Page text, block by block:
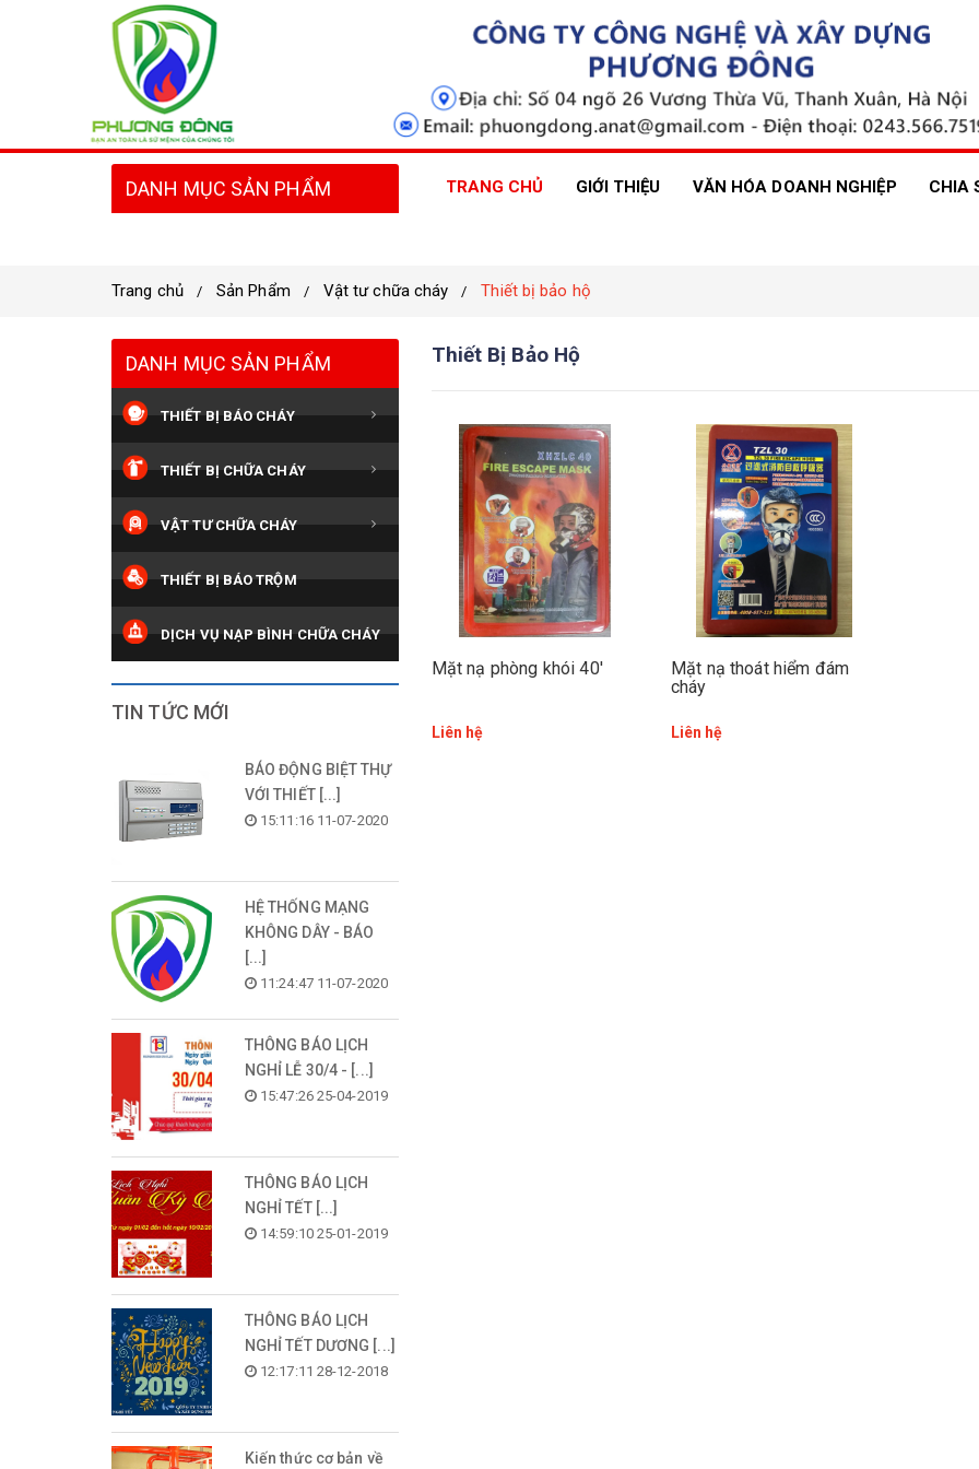
DANH MỤC SẢN PHẨM TRANG CHỦ GIỚI THIỆU VĂN HÓA DOANH NGHIỆP CHIA
Trang chủ Sản Phẩm Vật tư chữa cháy Thiết bị bảo hộ
DANH MỤC SẢN PHẨM
THIẾT BỊ BÁO CHÁY
THIẾT BỊ CHỮA CHÁY
VẬT TƯ CHỮA CHÁY
THIẾT BỊ BÁO TRỘM
DỊCH VỤ NẠP BÌNH CHỮA CHÁY
TIN TỨC MỚI
BÁO ĐỘNG BIỆT THỰ
VỚI THIẾT [...]
15:11:16 11-07-2020
HỆ THỐNG MẠNG
KHÔNG DÂY - BÁO
[...]
11:24:47 11-07-2020
THÔNG BÁO LỊCH
NGHỈ LỄ 30/4 - [...]
15:47:26 25-04-2019
THÔNG BÁO LỊCH
NGHỈ TẾT [...]
14:59:10 25-01-2019
THÔNG BÁO LỊCH
NGHỈ TẾT DƯƠNG [...]
12:17:11 28-12-2018
Kiến thức cơ bản về
Thiết Bị Bảo Hộ
Mặt nạ phòng khói 40′
Liên hệ
Mặt nạ thoát hiểm đám
cháy
Liên hệ